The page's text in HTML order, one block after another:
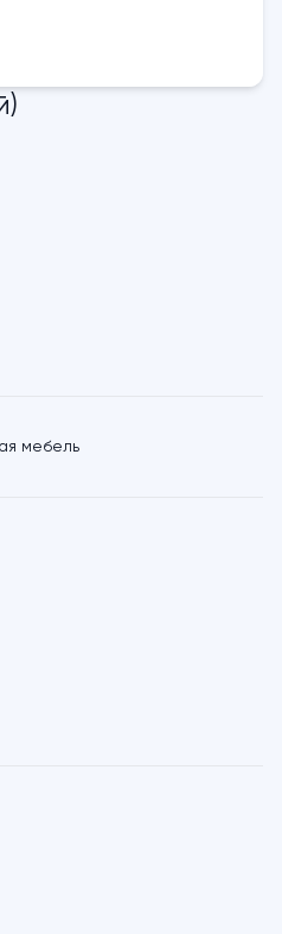
мебель